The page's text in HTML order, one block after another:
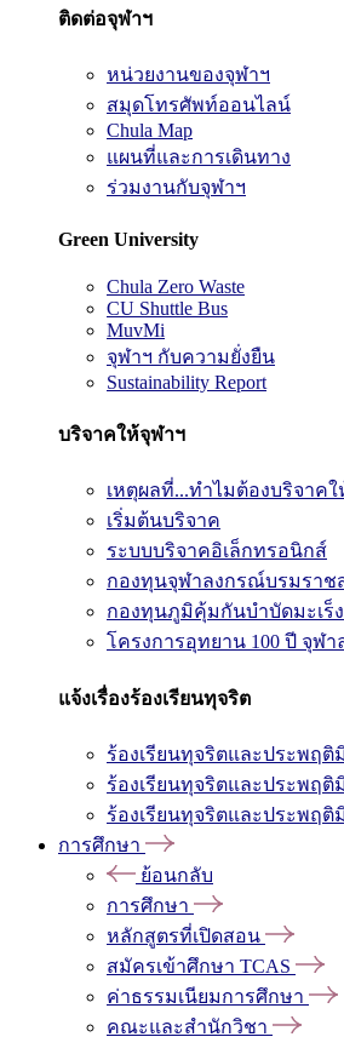
ติดต่อจุฬาฯ
หน่วยงานของจุฬาฯ
สมุดโทรศัพท์ออนไลน์
Chula Map
แผนที่และการเดินทาง
ร่วมงานกับจุฬาฯ
Green University
Chula Zero Waste
CU Shuttle Bus
MuvMi
จุฬาฯ กับความยั่งยืน
Sustainability Report
บริจาคให้จุฬาฯ
เหตุผลที่...ทำไมต้องบริจาคใ
เริ่มต้นบริจาค
ระบบบริจาคอิเล็กทรอนิกส์
กองทุนจุฬาลงกรณ์บรมราช
กองทุนภูมิคุ้มกันบำบัดมะเร็
โครงการอุทยาน 100 ปี จุฬ
แจ้งเรื่องร้องเรียนทุจริต
ร้องเรียนทุจริตและประพฤติ
ร้องเรียนทุจริตและประพฤติ
ร้องเรียนทุจริตและประพฤติ
การศึกษา
ย้อนกลับ
การศึกษา
หลักสูตรที่เปิดสอน
สมัครเข้าศึกษา TCAS
ค่าธรรมเนียมการศึกษา
คณะและสำนักวิชา